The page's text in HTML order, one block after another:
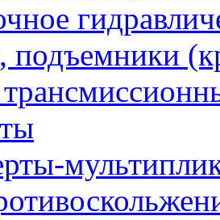
подъемники